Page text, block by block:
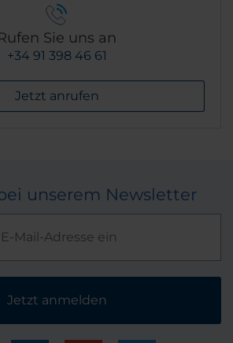
Sie uns an
+34 91 398 46 61
Jetzt anrufen
unserem Newsletter
Jetzt anmelden